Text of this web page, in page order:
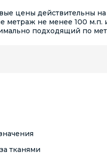
цены действительны на
метраж не менее 100
подходящий по
тканями